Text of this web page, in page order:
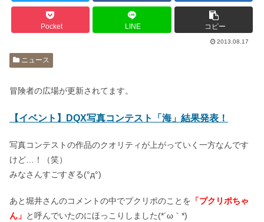
Pocket LINE コピー
2013.08.17
ニュース
冒険者の広場が更新されてます。
【イベント】DQX写真コンテスト「海」結果発表！
写真コンテストの作品のクオリティが上がっていく一方なんです
けど…！（笑）
みなさんすごすぎる(°д°)
あと堀井さんのコメントの中でプクリポのことを 「プクリポちゃ
ん」 と呼んでいたのにほっこりしました(*´ω｀*)